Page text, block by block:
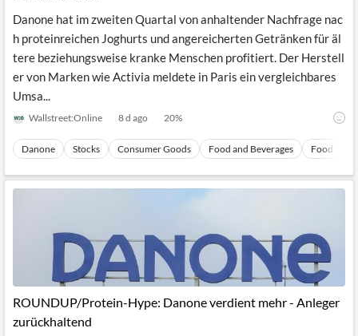
Danone hat im zweiten Quartal von anhaltender Nachfrage nac
h proteinreichen Joghurts und angereicherten Getränken für äl
tere beziehungsweise kranke Menschen profitiert. Der Herstell
er von Marken wie Activia meldete in Paris ein vergleichbares
Umsa...
Wallstreet:Online 8 d ago 20%
Danone Stocks Consumer Goods Food and Beverages FoodTech
ROUNDUP/Protein-Hype: Danone verdient mehr - Anleger
zurückhaltend